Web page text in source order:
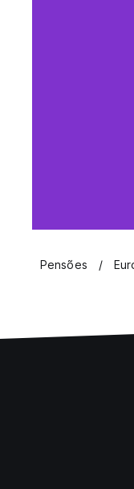
Pensões